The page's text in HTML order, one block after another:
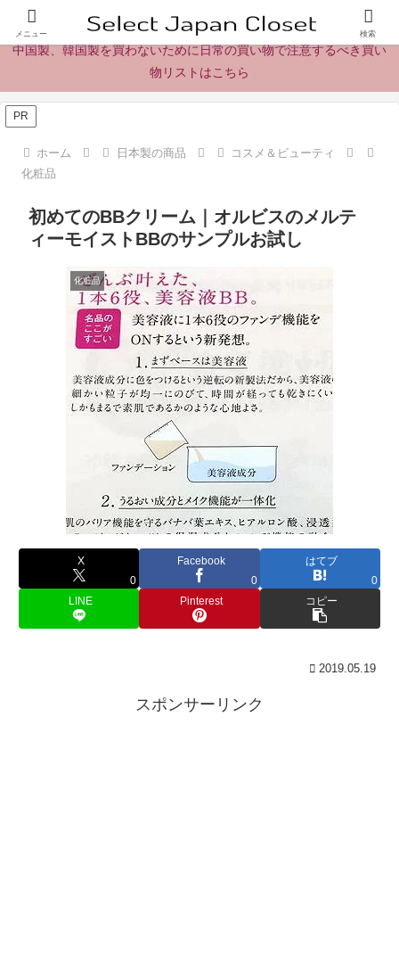
日本製の商品、製品、食品レビューとニュース
中国製、韓国製を買わないために日常の買い物で注意するべき買い
物リストはこちら
PR
ホーム 日本製の商品
コスメ＆ビューティ
化粧品
初めてのBBクリーム｜オルビスのメルテ
ィーモイストBBのサンプルお試し
化粧品
X
0
Facebook
0
はてブ
0
LINE
Pinterest コピー
2019.05.19
スポンサーリンク
メニュー 検索